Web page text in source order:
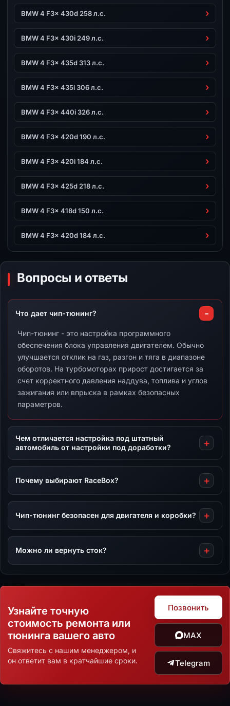
BMW 4 F3x 430d 258 л.с.
BMW 4 F3x 430i 249 л.с.
BMW 4 F3x 435d 313 л.с.
BMW 4 F3x 435i 306 л.с.
BMW 4 F3x 440i 326 л.с.
BMW 4 F3x 420d 190 л.с.
BMW 4 F3x 420i 184 л.с.
BMW 4 F3x 425d 218 л.с.
BMW 4 F3x 418d 150 л.с.
BMW 4 F3x 420d 184 л.с.
Вопросы и ответы
Что дает чип-тюнинг?
Чип-тюнинг - это настройка программного
обеспечения блока управления двигателем. Обычно
улучшается отклик на газ, разгон и тяга в диапазоне
оборотов. На турбомоторах прирост достигается за
счет корректного давления наддува, топлива и углов
зажигания или впрыска в рамках безопасных
параметров.
Чем отличается настройка под штатный
автомобиль от настройки под доработки?
Почему выбирают RaceBox?
Чип-тюнинг безопасен для двигателя и коробки?
Можно ли вернуть сток?
Узнайте точную
стоимость ремонта или
тюнинга вашего авто
Свяжитесь с нашим менеджером, и
он ответит вам в кратчайшие сроки.
Позвонить
MAX
Telegram